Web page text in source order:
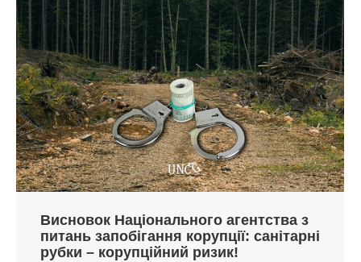
Висновок Національного агентства з
питань запобігання корупції: санітарні
рубки – корупційний ризик!